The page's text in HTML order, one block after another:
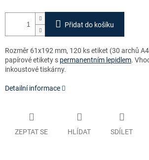
Přidat do košíku
Rozměr 61x192 mm, 120 ks etiket (30 archů
papírové etikety s permanentním lepidlem.
inkoustové tiskárny.
Detailní informace
ZEPTAT SE HLÍDAT SDÍLET